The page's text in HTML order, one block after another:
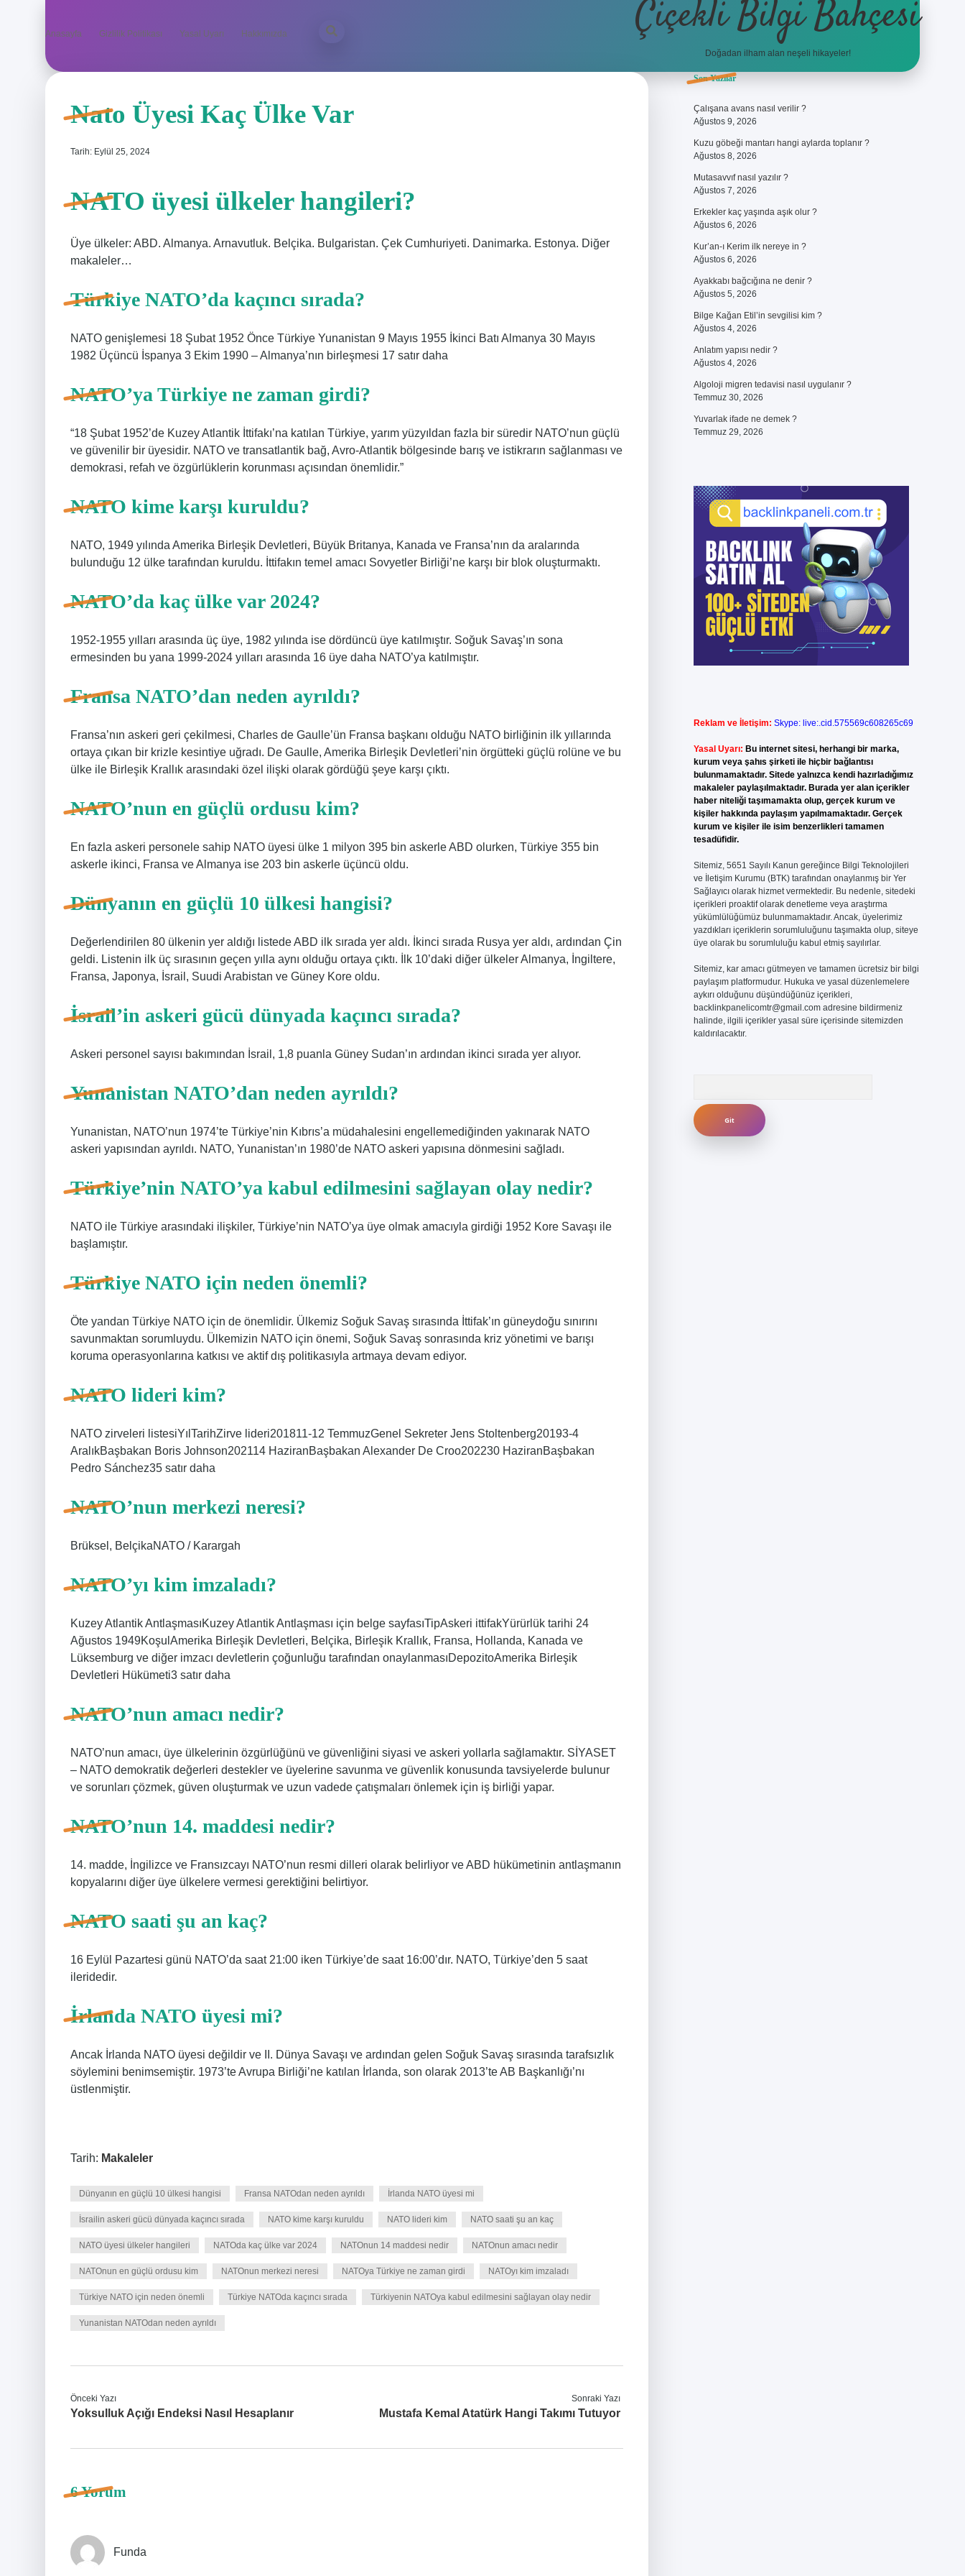
Anasayfa Gizlilik Politikası Yasal Uyarı Hakkımızda Çiçekli Bilgi Bahçesi
Doğadan ilham alan neşeli hikayeler!
Nato Üyesi Kaç Ülke Var
Tarih: Eylül 25, 2024
NATO üyesi ülkeler hangileri?
Üye ülkeler: ABD. Almanya. Arnavutluk. Belçika. Bulgaristan. Çek Cumhuriyeti. Danimarka. Estonya. Diğer
makaleler…
Türkiye NATO’da kaçıncı sırada?
NATO genişlemesi 18 Şubat 1952 Önce Türkiye Yunanistan 9 Mayıs 1955 İkinci Batı Almanya 30 Mayıs
1982 Üçüncü İspanya 3 Ekim 1990 – Almanya’nın birleşmesi 17 satır daha
NATO’ya Türkiye ne zaman girdi?
“18 Şubat 1952’de Kuzey Atlantik İttifakı’na katılan Türkiye, yarım yüzyıldan fazla bir süredir NATO’nun güçlü
ve güvenilir bir üyesidir. NATO ve transatlantik bağ, Avro-Atlantik bölgesinde barış ve istikrarın sağlanması ve
demokrasi, refah ve özgürlüklerin korunması açısından önemlidir.”
NATO kime karşı kuruldu?
NATO, 1949 yılında Amerika Birleşik Devletleri, Büyük Britanya, Kanada ve Fransa’nın da aralarında
bulunduğu 12 ülke tarafından kuruldu. İttifakın temel amacı Sovyetler Birliği’ne karşı bir blok oluşturmaktı.
NATO’da kaç ülke var 2024?
1952-1955 yılları arasında üç üye, 1982 yılında ise dördüncü üye katılmıştır. Soğuk Savaş’ın sona
ermesinden bu yana 1999-2024 yılları arasında 16 üye daha NATO’ya katılmıştır.
Fransa NATO’dan neden ayrıldı?
Fransa’nın askeri geri çekilmesi, Charles de Gaulle’ün Fransa başkanı olduğu NATO birliğinin ilk yıllarında
ortaya çıkan bir krizle kesintiye uğradı. De Gaulle, Amerika Birleşik Devletleri’nin örgütteki güçlü rolüne ve bu
ülke ile Birleşik Krallık arasındaki özel ilişki olarak gördüğü şeye karşı çıktı.
NATO’nun en güçlü ordusu kim?
En fazla askeri personele sahip NATO üyesi ülke 1 milyon 395 bin askerle ABD olurken, Türkiye 355 bin
askerle ikinci, Fransa ve Almanya ise 203 bin askerle üçüncü oldu.
Dünyanın en güçlü 10 ülkesi hangisi?
Değerlendirilen 80 ülkenin yer aldığı listede ABD ilk sırada yer aldı. İkinci sırada Rusya yer aldı, ardından Çin
geldi. Listenin ilk üç sırasının geçen yılla aynı olduğu ortaya çıktı. İlk 10’daki diğer ülkeler Almanya, İngiltere,
Fransa, Japonya, İsrail, Suudi Arabistan ve Güney Kore oldu.
İsrail’in askeri gücü dünyada kaçıncı sırada?
Askeri personel sayısı bakımından İsrail, 1,8 puanla Güney Sudan’ın ardından ikinci sırada yer alıyor.
Yunanistan NATO’dan neden ayrıldı?
Yunanistan, NATO’nun 1974’te Türkiye’nin Kıbrıs’a müdahalesini engellemediğinden yakınarak NATO
askeri yapısından ayrıldı. NATO, Yunanistan’ın 1980’de NATO askeri yapısına dönmesini sağladı.
Türkiye’nin NATO’ya kabul edilmesini sağlayan olay nedir?
NATO ile Türkiye arasındaki ilişkiler, Türkiye’nin NATO’ya üye olmak amacıyla girdiği 1952 Kore Savaşı ile
başlamıştır.
Türkiye NATO için neden önemli?
Öte yandan Türkiye NATO için de önemlidir. Ülkemiz Soğuk Savaş sırasında İttifak’ın güneydoğu sınırını
savunmaktan sorumluydu. Ülkemizin NATO için önemi, Soğuk Savaş sonrasında kriz yönetimi ve barışı
koruma operasyonlarına katkısı ve aktif dış politikasıyla artmaya devam ediyor.
NATO lideri kim?
NATO zirveleri listesiYılTarihZirve lideri201811-12 TemmuzGenel Sekreter Jens Stoltenberg20193-4
AralıkBaşbakan Boris Johnson202114 HaziranBaşbakan Alexander De Croo202230 HaziranBaşbakan
Pedro Sánchez35 satır daha
NATO’nun merkezi neresi?
Brüksel, BelçikaNATO / Karargah
NATO’yı kim imzaladı?
Kuzey Atlantik AntlaşmasıKuzey Atlantik Antlaşması için belge sayfasıTipAskeri ittifakYürürlük tarihi 24
Ağustos 1949KoşulAmerika Birleşik Devletleri, Belçika, Birleşik Krallık, Fransa, Hollanda, Kanada ve
Lüksemburg ve diğer imzacı devletlerin çoğunluğu tarafından onaylanmasıDepozitoAmerika Birleşik
Devletleri Hükümeti3 satır daha
NATO’nun amacı nedir?
NATO’nun amacı, üye ülkelerinin özgürlüğünü ve güvenliğini siyasi ve askeri yollarla sağlamaktır. SİYASET
– NATO demokratik değerleri destekler ve üyelerine savunma ve güvenlik konusunda tavsiyelerde bulunur
ve sorunları çözmek, güven oluşturmak ve uzun vadede çatışmaları önlemek için iş birliği yapar.
NATO’nun 14. maddesi nedir?
14. madde, İngilizce ve Fransızcayı NATO’nun resmi dilleri olarak belirliyor ve ABD hükümetinin antlaşmanın
kopyalarını diğer üye ülkelere vermesi gerektiğini belirtiyor.
NATO saati şu an kaç?
16 Eylül Pazartesi günü NATO’da saat 21:00 iken Türkiye’de saat 16:00’dır. NATO, Türkiye’den 5 saat
ileridedir.
İrlanda NATO üyesi mi?
Ancak İrlanda NATO üyesi değildir ve II. Dünya Savaşı ve ardından gelen Soğuk Savaş sırasında tarafsızlık
söylemini benimsemiştir. 1973’te Avrupa Birliği’ne katılan İrlanda, son olarak 2013’te AB Başkanlığı’nı
üstlenmiştir.
Tarih: Makaleler
Dünyanın en güçlü 10 ülkesi hangisi Fransa NATOdan neden ayrıldı İrlanda NATO üyesi mi
İsrailin askeri gücü dünyada kaçıncı sırada NATO kime karşı kuruldu NATO lideri kim NATO saati şu an kaç
NATO üyesi ülkeler hangileri NATOda kaç ülke var 2024 NATOnun 14 maddesi nedir NATOnun amacı nedir
NATOnun en güçlü ordusu kim NATOnun merkezi neresi NATOya Türkiye ne zaman girdi NATOyı kim imzaladı
Türkiye NATO için neden önemli Türkiye NATOda kaçıncı sırada Türkiyenin NATOya kabul edilmesini sağlayan olay nedir
Yunanistan NATOdan neden ayrıldı
Önceki Yazı
Yoksulluk Açığı Endeksi Nasıl Hesaplanır
Sonraki Yazı
Mustafa Kemal Atatürk Hangi Takımı Tutuyor
6 Yorum
Funda
Sidebar
Son Yazılar
Çalışana avans nasıl verilir ?
Ağustos 9, 2026
Kuzu göbeği mantarı hangi aylarda toplanır ?
Ağustos 8, 2026
Mutasavvıf nasıl yazılır ?
Ağustos 7, 2026
Erkekler kaç yaşında aşık olur ?
Ağustos 6, 2026
Kur’an-ı Kerim ilk nereye in ?
Ağustos 6, 2026
Ayakkabı bağcığına ne denir ?
Ağustos 5, 2026
Bilge Kağan Etil’in sevgilisi kim ?
Ağustos 4, 2026
Anlatım yapısı nedir ?
Ağustos 4, 2026
Algoloji migren tedavisi nasıl uygulanır ?
Temmuz 30, 2026
Yuvarlak ifade ne demek ?
Temmuz 29, 2026
Reklam ve İletişim: Skype: live:.cid.575569c608265c69
Yasal Uyarı: Bu internet sitesi, herhangi bir marka,
kurum veya şahıs şirketi ile hiçbir bağlantısı
bulunmamaktadır. Sitede yalnızca kendi hazırladığımız
makaleler paylaşılmaktadır. Burada yer alan içerikler
haber niteliği taşımamakta olup, gerçek kurum ve
kişiler hakkında paylaşım yapılmamaktadır. Gerçek
kurum ve kişiler ile isim benzerlikleri tamamen
tesadüfidir.
Sitemiz, 5651 Sayılı Kanun gereğince Bilgi Teknolojileri
ve İletişim Kurumu (BTK) tarafından onaylanmış bir Yer
Sağlayıcı olarak hizmet vermektedir. Bu nedenle, sitedeki
içerikleri proaktif olarak denetleme veya araştırma
yükümlülüğümüz bulunmamaktadır. Ancak, üyelerimiz
yazdıkları içeriklerin sorumluluğunu taşımakta olup, siteye
üye olarak bu sorumluluğu kabul etmiş sayılırlar.
Sitemiz, kar amacı gütmeyen ve tamamen ücretsiz bir bilgi
paylaşım platformudur. Hukuka ve yasal düzenlemelere
aykırı olduğunu düşündüğünüz içerikleri,
backlinkpanelicomtr@gmail.comadresine bildirmeniz
halinde, ilgili içerikler yasal süre içerisinde sitemizden
kaldırılacaktır.